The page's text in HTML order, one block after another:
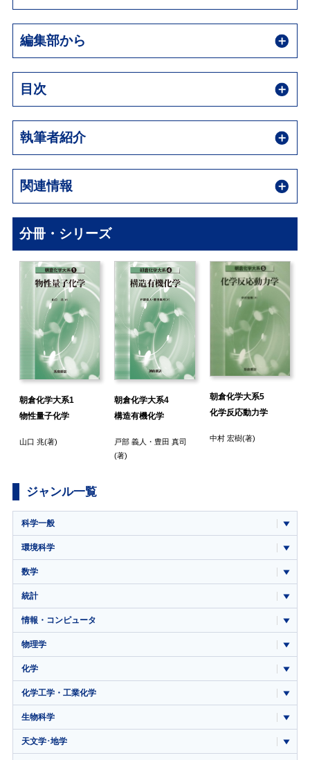
編集部から
目次
執筆者紹介
関連情報
分冊・シリーズ
朝倉化学大系1
物性量子化学
山口 兆(著)
朝倉化学大系4
構造有機化学
戸部 義人 ・ 豊田 真司
(著)
朝倉化学大系5
化学反応動力学
中村 宏樹(著)
ジャンル一覧
科学一般
環境科学
数学
統計
情報・コンピュータ
物理学
化学
化学工学・工業化学
生物科学
天文学･地学